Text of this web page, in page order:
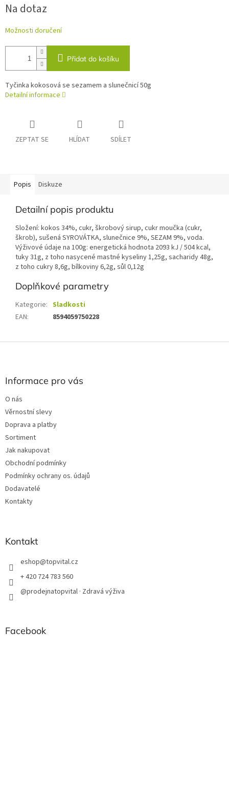
cena:
Na dotaz
Možnosti doručení
Přidat do košíku
Tyčinka kokosová se sezamem a slunečnicí 50g
Detailní informace
ZEPTAT SE HLÍDAT SDÍLET
Popis Diskuze
Detailní popis produktu
Složení: kokos 34%, cukr, škrobový sirup, cukr moučka (cukr,
škrob), sušená SYROVÁTKA, slunečnice 9%, SEZAM 9%, voda.
Výživové údaje na 100g: energetická hodnota 2093 kJ / 504 kcal,
tuky 31g, z toho nasycené mastné kyseliny 1,25g, sacharidy 48g,
z toho cukry 8,6g, bílkoviny 6,2g, sůl 0,12g
Doplňkové parametry
Kategorie: Sladkosti
EAN: 8594059750228
Z
Informace pro vás
O nás
Věrnostní slevy
Doprava a platby
Sortiment
Jak nakupovat
Obchodní podmínky
Podmínky ochrany os. údajů
Dodavatelé
Kontakty
Kontakt
eshop@topvital.cz
+ 420 724 783 560
@prodejnatopvital · Zdravá výživa
Facebook